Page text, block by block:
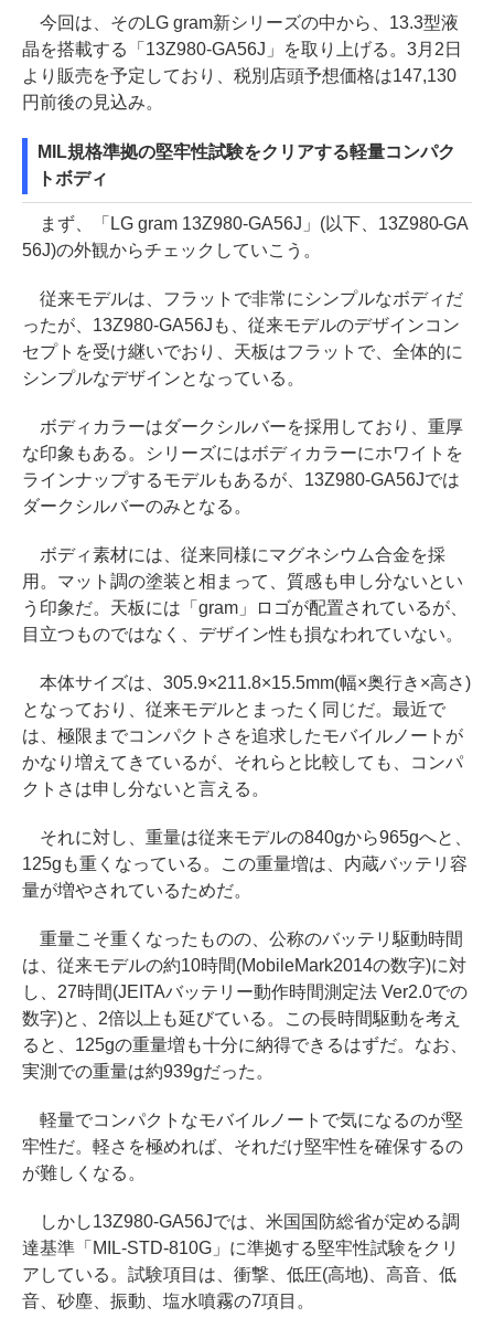
今回は、そのLG gram新シリーズの中から、13.3型液
晶を搭載する「13Z980-GA56J」を取り上げる。3月2日
より販売を予定しており、税別店頭予想価格は147,130
円前後の見込み。
MIL規格準拠の堅牢性試験をクリアする軽量コンパク
トボディ
まず、「LG gram 13Z980-GA56J」(以下、13Z980-GA
56J)の外観からチェックしていこう。
従来モデルは、フラットで非常にシンプルなボディだ
ったが、13Z980-GA56Jも、従来モデルのデザインコン
セプトを受け継いでおり、天板はフラットで、全体的に
シンプルなデザインとなっている。
ボディカラーはダークシルバーを採用しており、重厚
な印象もある。シリーズにはボディカラーにホワイトを
ラインナップするモデルもあるが、13Z980-GA56Jでは
ダークシルバーのみとなる。
ボディ素材には、従来同様にマグネシウム合金を採
用。マット調の塗装と相まって、質感も申し分ないとい
う印象だ。天板には「gram」ロゴが配置されているが、
目立つものではなく、デザイン性も損なわれていない。
本体サイズは、305.9×211.8×15.5mm(幅×奥行き×高さ)
となっており、従来モデルとまったく同じだ。最近で
は、極限までコンパクトさを追求したモバイルノートが
かなり増えてきているが、それらと比較しても、コンパ
クトさは申し分ないと言える。
それに対し、重量は従来モデルの840gから965gへと、
125gも重くなっている。この重量増は、内蔵バッテリ容
量が増やされているためだ。
重量こそ重くなったものの、公称のバッテリ駆動時間
は、従来モデルの約10時間(MobileMark2014の数字)に対
し、27時間(JEITAバッテリー動作時間測定法 Ver2.0での
数字)と、2倍以上も延びている。この長時間駆動を考え
ると、125gの重量増も十分に納得できるはずだ。なお、
実測での重量は約939gだった。
軽量でコンパクトなモバイルノートで気になるのが堅
牢性だ。軽さを極めれば、それだけ堅牢性を確保するの
が難しくなる。
しかし13Z980-GA56Jでは、米国国防総省が定める調
達基準「MIL-STD-810G」に準拠する堅牢性試験をクリ
アしている。試験項目は、衝撃、低圧(高地)、高音、低
音、砂塵、振動、塩水噴霧の7項目。